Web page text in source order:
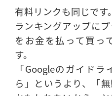
有料リンクも同じです。
ランキングアップに
をお金を払って買っ
す。
「Googleのガイド
ら」というより、「